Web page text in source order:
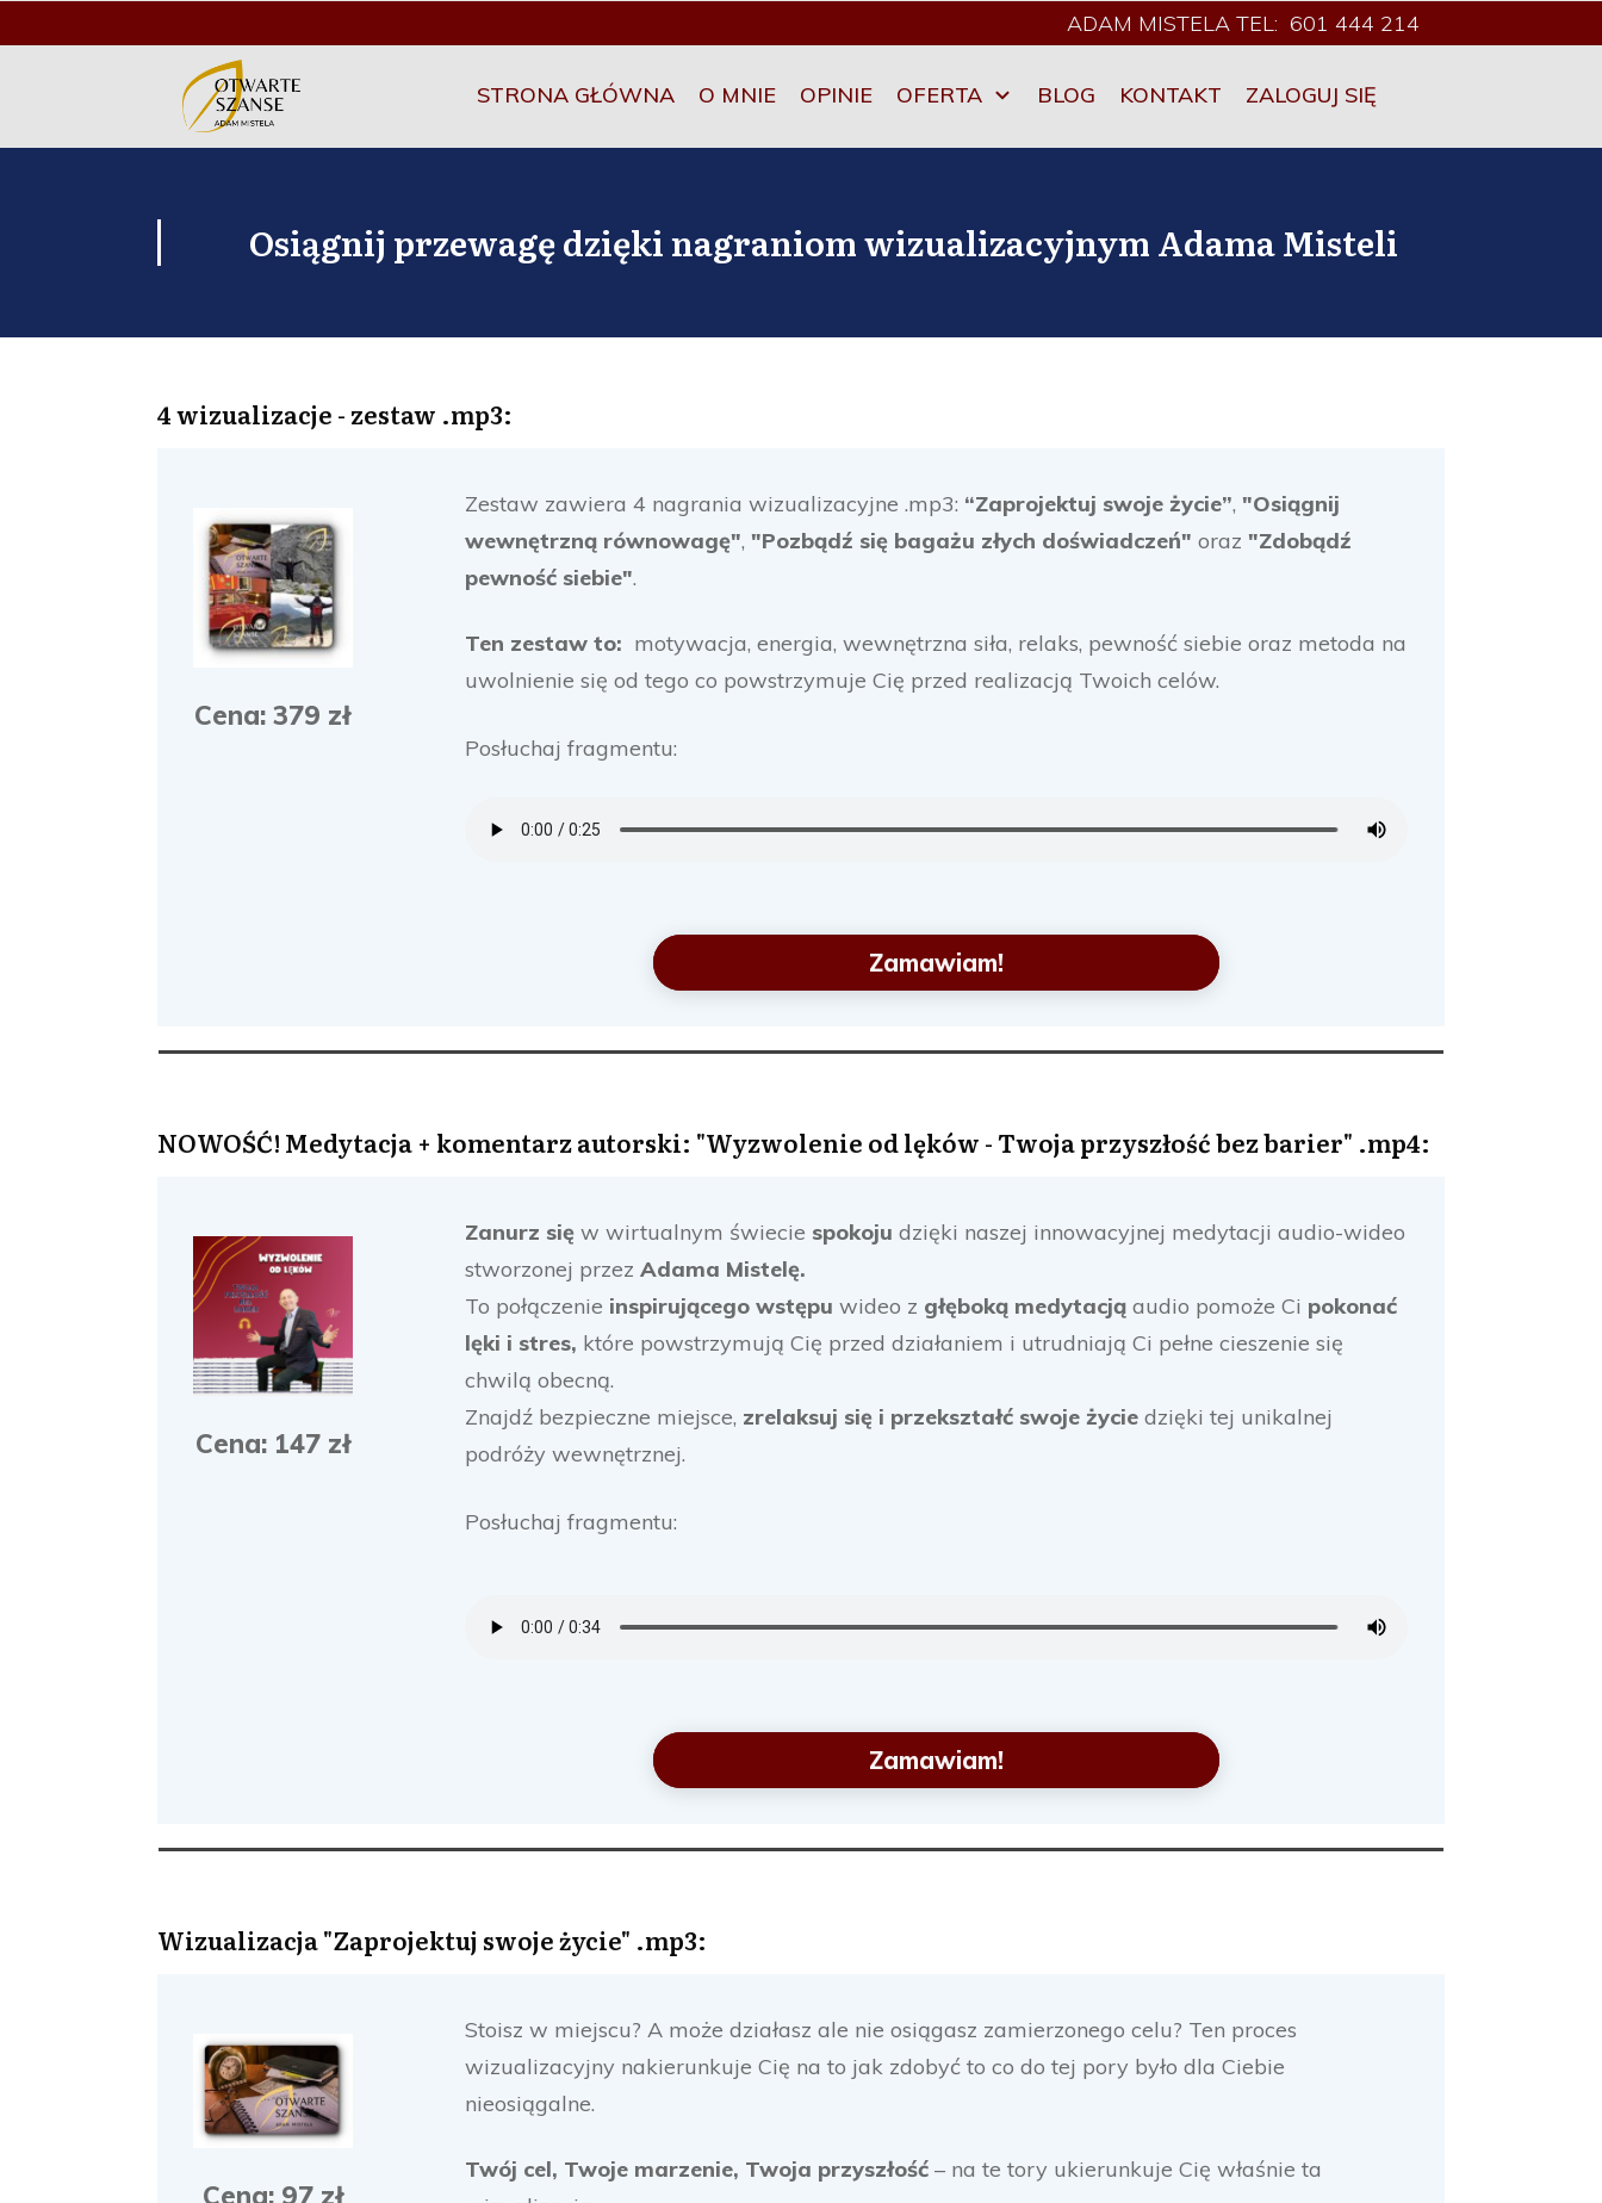
ADAM MISTELA TEL: 601 444 214
STRONA GŁÓWNA O MNIE OPINIE OFERTA BLOG KONTAKT ZALOGUJ SIĘ
Osiągnij przewagę dzięki nagraniom wizualizacyjnym Adama Misteli
4 wizualizacje - zestaw .mp3:
Cena: 379 zł
Zestaw zawiera 4 nagrania wizualizacyjne .mp3: “Zaprojektuj swoje życie”, "Osiągnij
wewnętrzną równowagę", "Pozbądź się bagażu złych doświadczeń" oraz "Zdobądź
pewność siebie".
Ten zestaw to: motywacja, energia, wewnętrzna siła, relaks, pewność siebie oraz metoda na
uwolnienie się od tego co powstrzymuje Cię przed realizacją Twoich celów.
Posłuchaj fragmentu:
Zamawiam!
NOWOŚĆ! Medytacja + komentarz autorski: "Wyzwolenie od lęków - Twoja przyszłość bez barier" .mp4:
Cena: 147 zł
Zanurz sięw wirtualnym świecie spokoju dzięki naszej innowacyjnej medytacji audio-wideo
stworzonej przez Adama Mistelę.
To połączenie inspirującego wstępu wideo z głęboką medytacją audio pomoże Ci pokonać
lęki i stres, które powstrzymują Cię przed działaniem i utrudniają Ci pełne cieszenie się
chwilą obecną.
Znajdź bezpieczne miejsce, zrelaksuj się i przekształć swoje życie dzięki tej unikalnej
podróży wewnętrznej.
Posłuchaj fragmentu:
Zamawiam!
Wizualizacja "Zaprojektuj swoje życie" .mp3:
Cena: 97 zł
Stoisz w miejscu? A może działasz ale nie osiągasz zamierzonego celu? Ten proces
wizualizacyjny nakierunkuje Cię na to jak zdobyć to co do tej pory było dla Ciebie
nieosiągalne.
Twój cel, Twoje marzenie, Twoja przyszłość – na te tory ukierunkuje Cię właśnie ta